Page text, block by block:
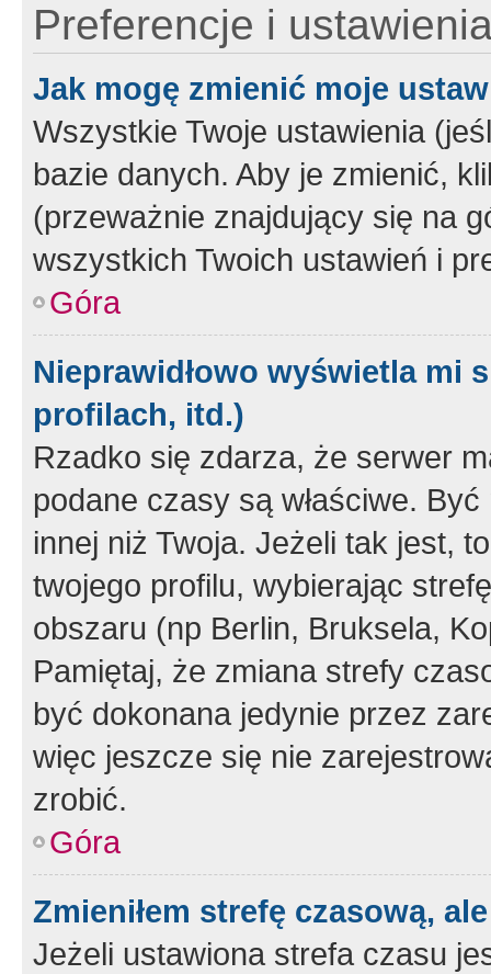
Preferencje i
Jak mogę zmienić moje
Wszystkie Twoje ustawienia
bazie danych. Aby je zmienić,
(przeważnie znajdujący się na
wszystkich Twoich ustawień i
Góra
Nieprawidłowo wyświetla mi
profilach, itd.)
Rzadko się zdarza, że serwer
podane czasy są właściwe.
innej niż Twoja. Jeżeli tak jest,
twojego profilu, wybierając
obszaru (np Berlin, Bruksela,
Pamiętaj, że zmiana strefy
być dokonana jedynie przez
więc jeszcze się nie
zrobić.
Góra
Zmieniłem strefę czasową,
Jeżeli ustawiona strefa czasu